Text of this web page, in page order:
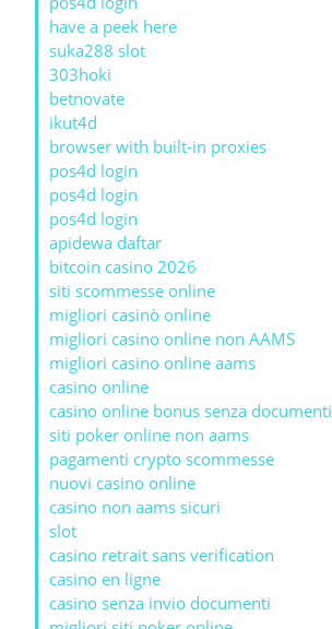
have a peek here
suka288 slot
303hoki
betnovate
ikut4d
browser with built-in proxies
pos4d login
pos4d login
pos4d login
apidewa daftar
bitcoin casino 2026
siti scommesse online
migliori casinò online
migliori casino online non AAMS
migliori casino online aams
casino online
casino online bonus senza documenti
siti poker online non aams
pagamenti crypto scommesse
nuovi casino online
casino non aams sicuri
slot
casino retrait sans verification
casino en ligne
casino senza invio documenti